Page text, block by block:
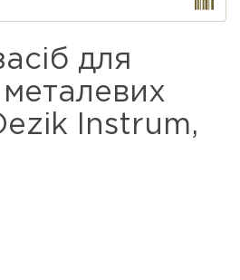
для
Instrum,